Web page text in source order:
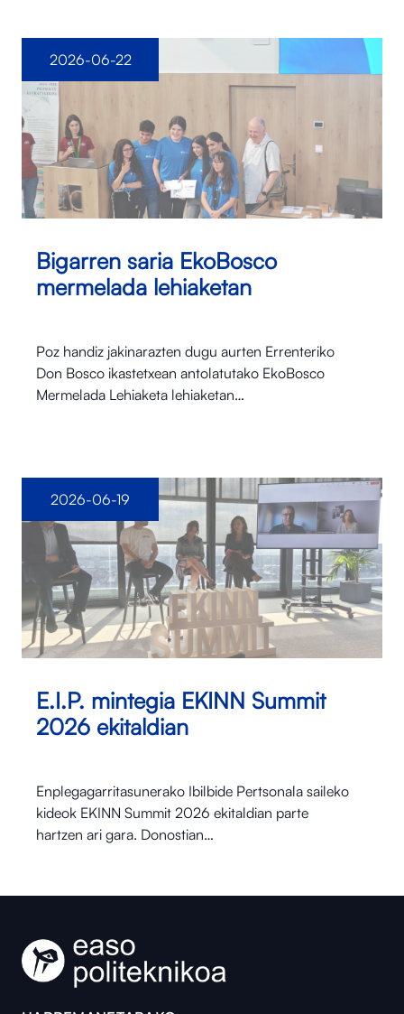
Bigarren saria EkoBosco
mermelada lehiaketan
Poz handiz jakinarazten dugu aurten Errenteriko
Don Bosco ikastetxean antolatutako EkoBosco
Mermelada Lehiaketa lehiaketan…
2026-06-22
E.I.P. mintegia EKINN Summit
2026 ekitaldian
Enplegagarritasunerako Ibilbide Pertsonala saileko
kideok EKINN Summit 2026 ekitaldian parte
hartzen ari gara. Donostian…
2026-06-19